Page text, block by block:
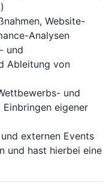
Website-
Analysen
und
Ableitung von
und
eigener
externen Events
und hast hierbei eine